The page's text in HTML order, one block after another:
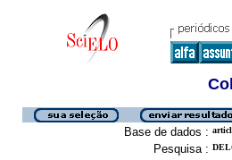
Base de dados :
Pesquisa :